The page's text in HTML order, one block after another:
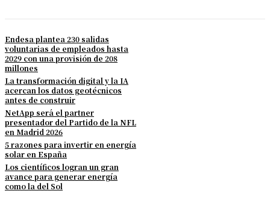
Endesa plantea 230 salidas
voluntarias de empleados hasta
2029 con una provisión de 208
millones
La transformación digital y la IA
acercan los datos geotécnicos
antes de construir
NetApp será el partner
presentador del Partido de la NFL
en Madrid 2026
5 razones para invertir en energía
solar en España
Los científicos logran un gran
avance para generar energía
como la del Sol